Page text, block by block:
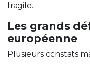
fragile.
Les grands
européenne
Plusieurs constats